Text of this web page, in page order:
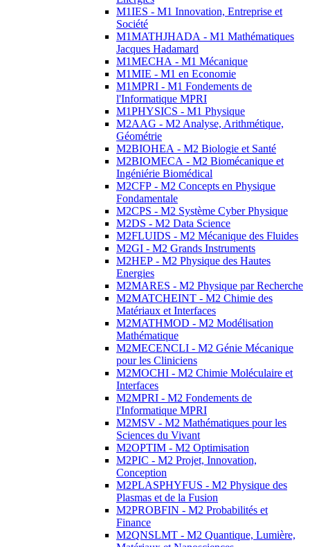
M1IES - M1 Innovation, Entreprise et
Société
M1MATHJHADA - M1 Mathématiques
Jacques Hadamard
M1MECHA - M1 Mécanique
M1MIE - M1 en Economie
M1MPRI - M1 Fondements de
l'Informatique MPRI
M1PHYSICS - M1 Physique
M2AAG - M2 Analyse, Arithmétique,
Géométrie
M2BIOHEA - M2 Biologie et Santé
M2BIOMECA - M2 Biomécanique et
Ingéniérie Biomédical
M2CFP - M2 Concepts en Physique
Fondamentale
M2CPS - M2 Système Cyber Physique
M2DS - M2 Data Science
M2FLUIDS - M2 Mécanique des Fluides
M2GI - M2 Grands Instruments
M2HEP - M2 Physique des Hautes
Energies
M2MARES - M2 Physique par Recherche
M2MATCHEINT - M2 Chimie des
Matériaux et Interfaces
M2MATHMOD - M2 Modélisation
Mathématique
M2MECENCLI - M2 Génie Mécanique
pour les Cliniciens
M2MOCHI - M2 Chimie Moléculaire et
Interfaces
M2MPRI - M2 Fondements de
l'Informatique MPRI
M2MSV - M2 Mathématiques pour les
Sciences du Vivant
M2OPTIM - M2 Optimisation
M2PIC - M2 Projet, Innovation,
Conception
M2PLASPHYFUS - M2 Physique des
Plasmas et de la Fusion
M2PROBFIN - M2 Probabilités et
Finance
M2QNSLMT - M2 Quantique, Lumière,